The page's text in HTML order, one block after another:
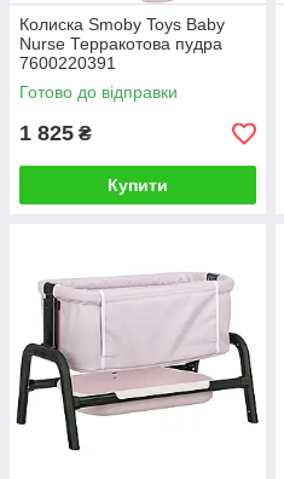
Колиска Smoby Toys Baby
Nurse Терракотова пудра
7600220391
Готово до відправки
1 825 ₴
Купити